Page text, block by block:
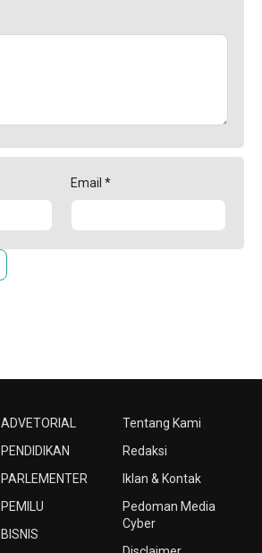
Email *
ADVETORIAL
PENDIDIKAN
PARLEMENTER
PEMILU
BISNIS
Tentang Kami
Redaksi
Iklan & Kontak
Pedoman Media
Cyber